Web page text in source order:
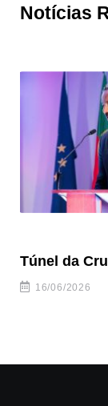
Notícias
Túnel da
16/06/2026